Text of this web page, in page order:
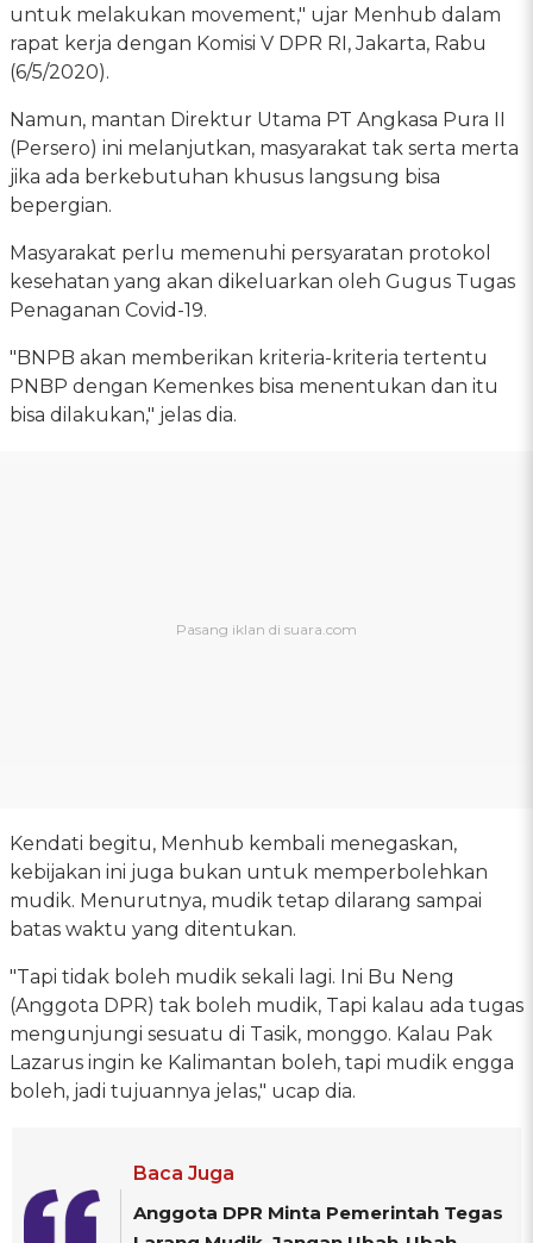
untuk melakukan movement," ujar Menhub dalam
rapat kerja dengan Komisi V DPR RI, Jakarta, Rabu
(6/5/2020).
Namun, mantan Direktur Utama PT Angkasa Pura II
(Persero) ini melanjutkan, masyarakat tak serta merta
jika ada berkebutuhan khusus langsung bisa
bepergian.
Masyarakat perlu memenuhi persyaratan protokol
kesehatan yang akan dikeluarkan oleh Gugus Tugas
Penaganan Covid-19.
"BNPB akan memberikan kriteria-kriteria tertentu
PNBP dengan Kemenkes bisa menentukan dan itu
bisa dilakukan," jelas dia.
Kendati begitu, Menhub kembali menegaskan,
kebijakan ini juga bukan untuk memperbolehkan
mudik. Menurutnya, mudik tetap dilarang sampai
batas waktu yang ditentukan.
"Tapi tidak boleh mudik sekali lagi. Ini Bu Neng
(Anggota DPR) tak boleh mudik, Tapi kalau ada tugas
mengunjungi sesuatu di Tasik, monggo. Kalau Pak
Lazarus ingin ke Kalimantan boleh, tapi mudik engga
boleh, jadi tujuannya jelas," ucap dia.
Baca Juga
Anggota DPR Minta Pemerintah Tegas